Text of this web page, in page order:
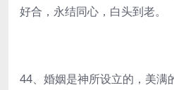
好合，永结同心，白头到老。
44、婚姻是神所设立的，美满